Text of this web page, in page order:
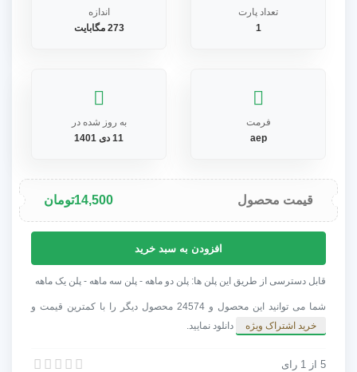
تعداد پارت
1
اندازه
273 مگابایت
فرمت
aep
به روز شده در
11 دی 1401
قیمت محصول 14,500تومان
افترافکت
اسلایدشو
موزاییکی
عدد
افزودن به سبد خرید
قابل دسترسی از طریق این پلن ها: پلن دو ماهه - پلن سه ماهه - پلن یک ماهه
شما می توانید این محصول و 24574 محصول دیگر را با کمترین قیمت و
خرید اشتراک ویژه
دانلود نمایید.
پروژه افترافکت اسلایدشو عکس موزاییکی
5 از 1 رای